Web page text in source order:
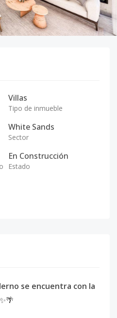
Villas
Tipo de inmueble
White Sands
Sector
En Construcción
Estado
se encuentra con la
✨🌴